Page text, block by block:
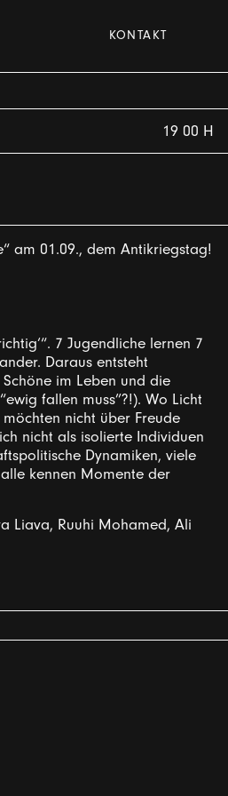
KONTAKT
19 00 H
am 01.09., dem Antikriegstag!
7 Jugendliche lernen 7
Daraus entsteht
im Leben und die
fallen muss”?!). Wo Licht
nicht über Freude
nicht als isolierte Individuen
Dynamiken, viele
kennen Momente der
Liava, Ruuhi Mohamed, Ali